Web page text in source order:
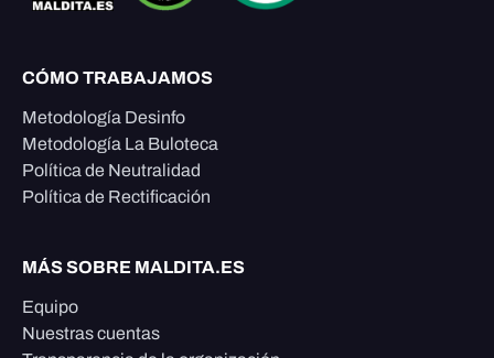
CÓMO TRABAJAMOS
Metodología Desinfo
Metodología La Buloteca
Política de Neutralidad
Política de Rectificación
MÁS SOBRE MALDITA.ES
Equipo
Nuestras cuentas